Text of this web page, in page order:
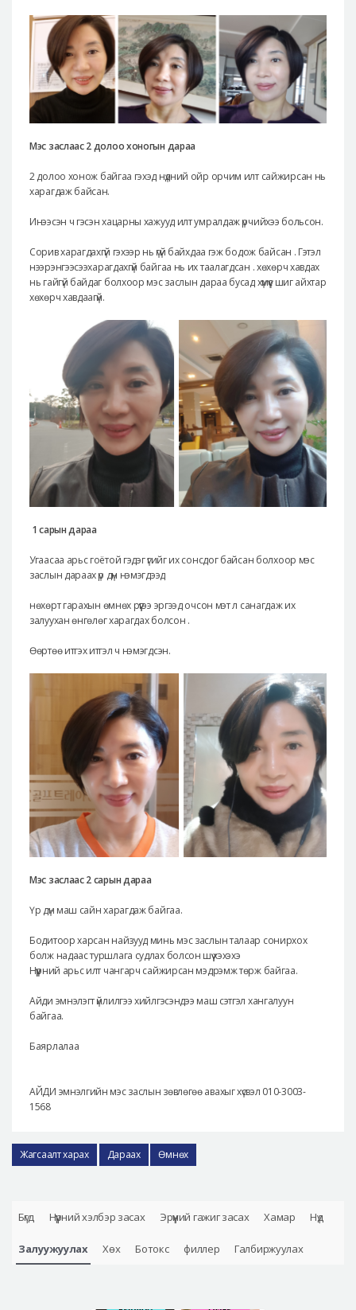
Мэс заслаас 2 долоо хоногын дараа
2 долоо хонож байгаа гэхэд нүдний ойр орчим илт сайжирсан нь
харагдаж байсан.
Инээсэн ч гэсэн хацарны хажууд илт умралдаж үрчийхээ больсон.
Сорив харагдахгүй гэхээр нь үгүй байхдаа гэж бодож байсан . Гэтэл
нээрэнгээсээхарагдахгүй байгаа нь их таалагдсан . хөхөрч хавдах
нь гайгүй байдаг болхоор мэс заслын дараа бусад хүмүүс шиг айхтар
хөхөрч хавдаагүй.
1 сарын дараа
Угаасаа арьс гоётой гэдэг үгийг их сонсдог байсан болхоор мэс
заслын дараах үр дүн нэмэгдээд
нөхөрт гарахын өмнөх рүүгээ эргээд очсон мэт л санагдаж их
залуухан өнгөлөг харагдах болсон .
Өөртөө итгэх итгэл ч нэмэгдсэн.
Мэс заслаас 2 сарын дараа
Үр дүн маш сайн харагдаж байгаа.
Бодитоор харсан найзууд минь мэс заслын талаар сонирхох
болж надаас туршлага судлах болсон шүү хэхэхэ
Нүүрний арьс илт чангарч сайжирсан мэдрэмж төрж байгаа.
Айди эмнэлэгт үйлилгээ хийлгэсэндээ маш сэтгэл хангалуун
байгаа.
Баярлалаа
АЙДИ эмнэлгийн мэс заслын зөвлөгөө авахыг хүсвэл 010-3003-
1568
Жагсаалт харах Дараах Өмнөх
Бүгд Нүүрний хэлбэр засах Эрүүний гажиг засах Хамар Нүд
Залуужуулах Хөх Ботокс филлер Галбиржуулах